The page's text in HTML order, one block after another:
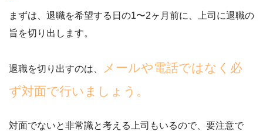
まずは、退職を希望する日の1〜2ヶ月前に、上司に退職の
旨を切り出します。
退職を切り出すのは、
メールや電話ではなく必
ず対面で行いましょう。
対面でないと非常識と考える上司もいるので、要注意で